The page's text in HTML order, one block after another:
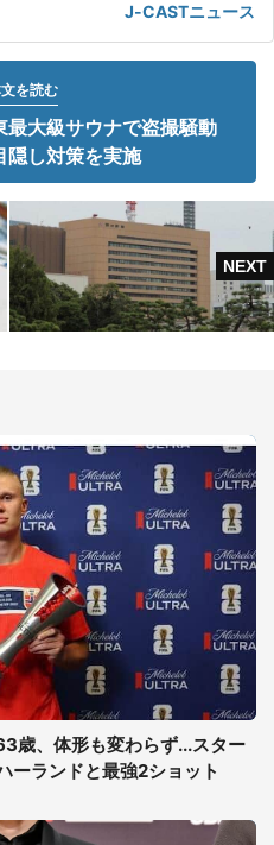
J-CASTニュース
を読む
最大級サウナで盗撮騒動
隠し対策を実施
歳、体形も変わらず...スター
ーランドと最強2ショット